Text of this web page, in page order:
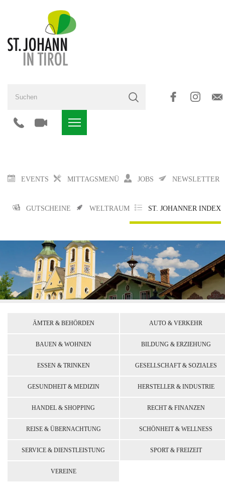
EVENTS MITTAGSMENÜ JOBS NEWSLETTER
GUTSCHEINE WELTRAUM ST. JOHANNER INDEX
ÄMTER & BEHÖRDEN AUTO & VERKEHR
BAUEN & WOHNEN BILDUNG & ERZIEHUNG
ESSEN & TRINKEN GESELLSCHAFT & SOZIALES
GESUNDHEIT & MEDIZIN HERSTELLER & INDUSTRIE
HANDEL & SHOPPING RECHT & FINANZEN
REISE & ÜBERNACHTUNG SCHÖNHEIT & WELLNESS
SERVICE & DIENSTLEISTUNG SPORT & FREIZEIT
VEREINE